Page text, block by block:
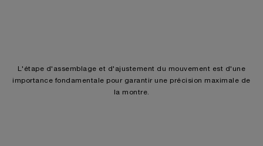
L'étape d'assemblage et d'ajustement du mouvement est d'une
importance fondamentale pour garantir une précision maximale de
la montre.